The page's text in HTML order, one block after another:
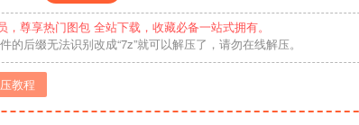
，尊享热门图包 全站下载，收藏必备一站式拥有。
的后缀无法识别改成“7z”就可以解压了，请勿在线解压。
教程